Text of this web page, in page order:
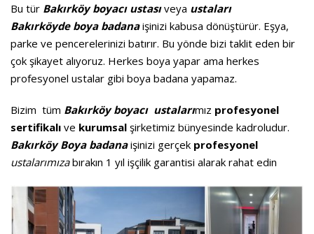
Bu tür Bakırköyboyacı ustasıveya ustaları
Bakırköydeboya badana işinizi kabusa dönüştürür. Eşya,
parke ve pencerelerinizi batırır. Bu yönde bizi taklit eden bir
çok şikayet alıyoruz. Herkes boya yapar ama herkes
profesyonel ustalar gibi boya badana yapamaz.
Bizim tüm Bakırköy boyacı ustalarımız profesyonel
sertifikalı ve kurumsal şirketimiz bünyesinde kadroludur.
BakırköyBoya badanaişinizi gerçek profesyonel
ustalarımızabırakın 1 yıl işçilik garantisi alarak rahat edin